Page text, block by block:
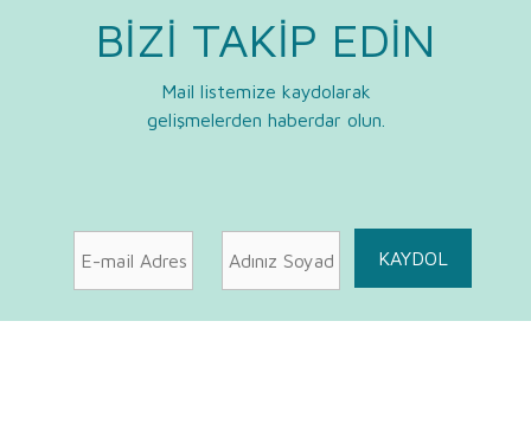
BİZİ TAKİP EDİN
Mail listemize kaydolarak
gelişmelerden haberdar olun.